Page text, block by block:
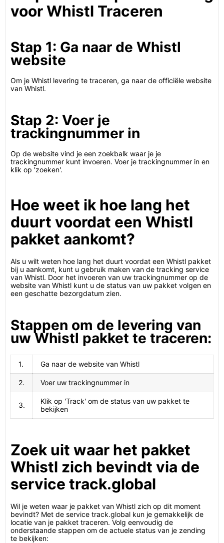
voor Whistl Traceren
Stap 1: Ga naar de Whistl
website
Om je Whistl levering te traceren, ga naar de officiële website
van Whistl.
Stap 2: Voer je
trackingnummer in
Op de website vind je een zoekbalk waar je je
trackingnummer kunt invoeren. Voer je trackingnummer in en
klik op 'zoeken'.
Hoe weet ik hoe lang het
duurt voordat een Whistl
pakket aankomt?
Als u wilt weten hoe lang het duurt voordat een Whistl pakket
bij u aankomt, kunt u gebruik maken van de tracking service
van Whistl. Door het invoeren van uw trackingnummer op de
website van Whistl kunt u de status van uw pakket volgen en
een geschatte bezorgdatum zien.
Stappen om de levering van
uw Whistl pakket te traceren:
1. Ga naar de website van Whistl
2. Voer uw trackingnummer in
3.
Klik op 'Track' om de status van uw pakket te
bekijken
Zoek uit waar het pakket
Whistl zich bevindt via de
service track.global
Wil je weten waar je pakket van Whistl zich op dit moment
bevindt? Met de service track.global kun je gemakkelijk de
locatie van je pakket traceren. Volg eenvoudig de
onderstaande stappen om de actuele status van je zending
te bekijken: